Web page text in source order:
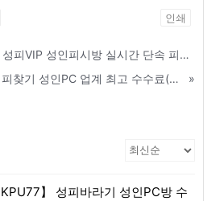
인쇄
텔레그램ID:KPU77 성피VIP 성인피시방 실시간 단속 피하는 보안운영 꿀팁 - 김천
텔레그램ID:KPU77 성피찾기 성인PC 업계 최고 수수료(요율) 지급 총판 파트너 모집 - 충주
»
】 성피바라기 성인PC방 수